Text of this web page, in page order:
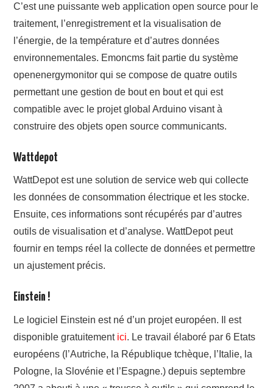
C’est une puissante web application open source pour le
traitement, l’enregistrement et la visualisation de
l’énergie, de la température et d’autres données
environnementales. Emoncms fait partie du système
openenergymonitor qui se compose de quatre outils
permettant une gestion de bout en bout et qui est
compatible avec le projet global Arduino visant à
construire des objets open source communicants.
Wattdepot
WattDepot est une solution de service web qui collecte
les données de consommation électrique et les stocke.
Ensuite, ces informations sont récupérés par d’autres
outils de visualisation et d’analyse. WattDepot peut
fournir en temps réel la collecte de données et permettre
un ajustement précis.
Einstein !
Le logiciel Einstein est né d’un projet européen. Il est
disponible gratuitement ici. Le travail élaboré par 6 Etats
européens (l’Autriche, la République tchèque, l’Italie, la
Pologne, la Slovénie et l’Espagne.) depuis septembre